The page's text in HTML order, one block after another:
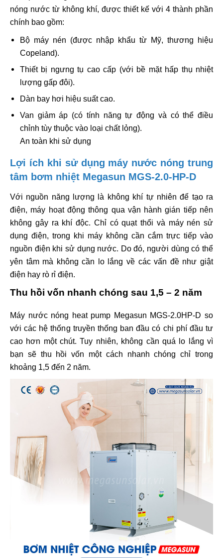
nóng nước từ không khí, được thiết kế với 4 thành phần
chính bao gồm:
Bộ máy nén (được nhập khẩu từ Mỹ, thương hiệu
Copeland).
Thiết bị ngưng tụ cao cấp (với bề mặt hấp thụ nhiệt
lượng gấp đôi).
Dàn bay hơi hiệu suất cao.
Van giảm áp (có tính năng tự động và có thể điều
chỉnh tùy thuộc vào loại chất lỏng).
An toàn khi sử dụng
Lợi ích khi sử dụng máy nước nóng trung
tâm bơm nhiệt Megasun MGS-2.0-HP-D
Với nguồn năng lượng là không khí tự nhiên để tạo ra
điện, máy hoạt động thông qua vận hành gián tiếp nên
không gây ra khí độc. Chỉ có quạt thổi và máy nén sử
dụng điện, trong khi máy không cần cắm trực tiếp vào
nguồn điện khi sử dụng nước. Do đó, người dùng có thể
yên tâm mà không cần lo lắng về các vấn đề như giật
điện hay rò rỉ điện.
Thu hồi vốn nhanh chóng sau 1,5 – 2 năm
Máy nước nóng heat pump Megasun MGS-2.0HP-D so
với các hệ thống truyền thống ban đầu có chi phí đầu tư
cao hơn một chút. Tuy nhiên, không cần quá lo lắng vì
bạn sẽ thu hồi vốn một cách nhanh chóng chỉ trong
khoảng 1,5 đến 2 năm.